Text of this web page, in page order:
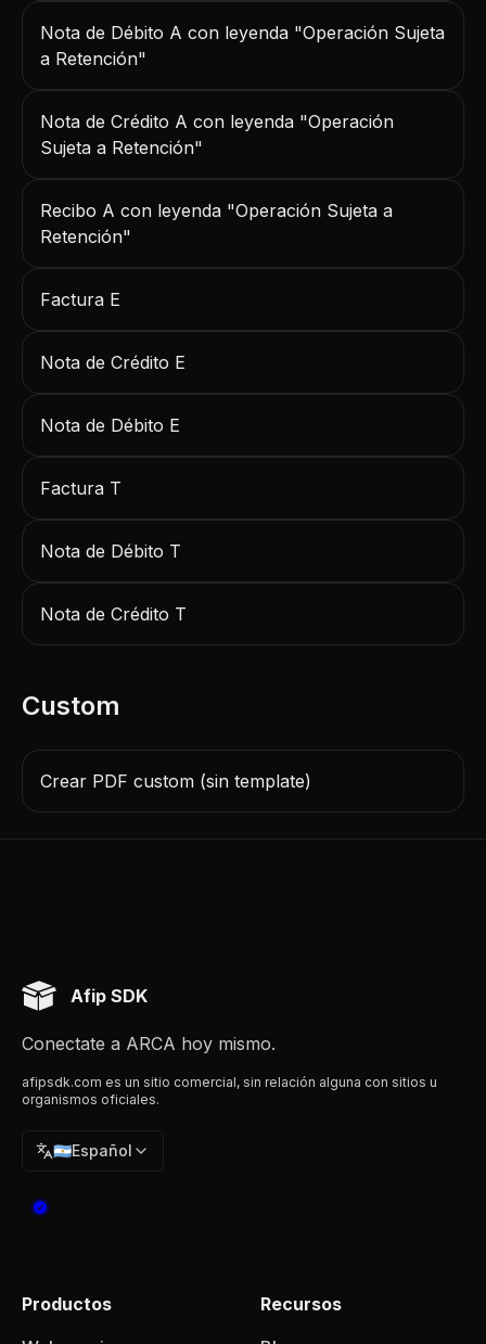
Nota de Débito A con leyenda "Operación Sujeta
a Retención"
Nota de Crédito A con leyenda "Operación
Sujeta a Retención"
Recibo A con leyenda "Operación Sujeta a
Retención"
Factura E
Nota de Crédito E
Nota de Débito E
Factura T
Nota de Débito T
Nota de Crédito T
Custom
Crear PDF custom (sin template)
Afip SDK
Conectate a ARCA hoy mismo.
afipsdk.com es un sitio comercial, sin relación alguna con sitios u
organismos oficiales.
🇦🇷Español
Productos
Recursos